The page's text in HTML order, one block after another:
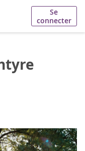
Se
connecter